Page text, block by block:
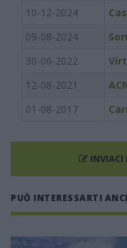
10-12-2024
09-08-2024
30-06-2022
12-08-2021
01-08-2017
INVIACI
PUÒ INTERESSARTI